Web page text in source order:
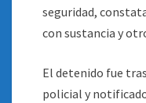
seguridad,
con sustancia y
El detenido fue
policial y